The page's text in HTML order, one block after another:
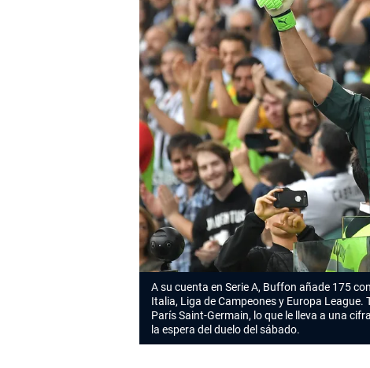
A su cuenta en Serie A, Buffon añade 175
Italia, Liga de Campeones y Europa League.
París Saint-Germain, lo que le lleva a una
la espera del duelo del sábado.